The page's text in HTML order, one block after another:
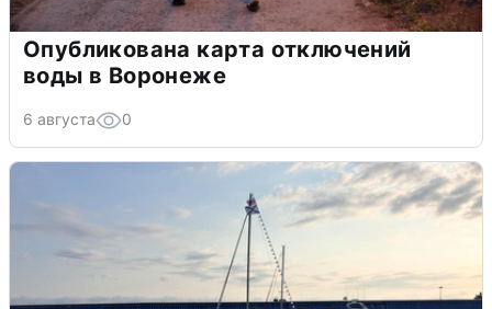
Опубликована карта отключений
воды в Воронеже
6 августа 0